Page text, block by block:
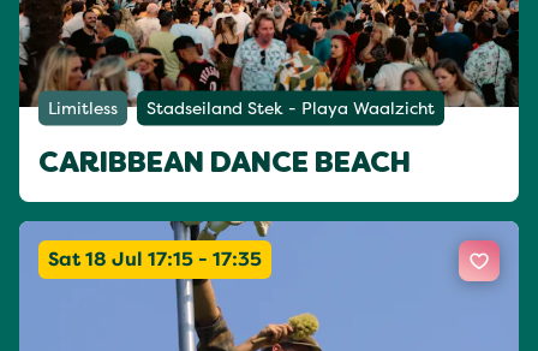
Limitless Stadseiland Stek - Playa Waalzicht
CARIBBEAN DANCE BEACH
Sat 18 Jul 17:15 - 17:35